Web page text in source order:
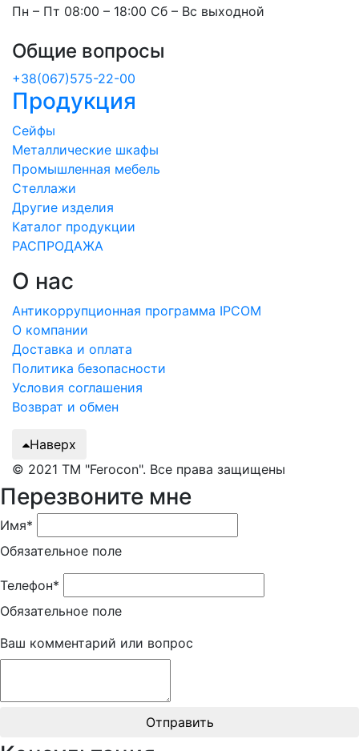
Пн – Пт 08:00 – 18:00 Сб – Вс выходной
Общие вопросы
+38(067)575-22-00
Продукция
Сейфы
Металлические шкафы
Промышленная мебель
Стеллажи
Другие изделия
Каталог продукции
РАСПРОДАЖА
О нас
Антикоррупционная программа IPCOM
О компании
Доставка и оплата
Политика безопасности
Условия соглашения
Возврат и обмен
Наверх
© 2021 ТМ "Ferocon". Все права защищены
Перезвоните мне
Имя*
Обязательное поле
Телефон*
Обязательное поле
Ваш комментарий или вопрос
Отправить